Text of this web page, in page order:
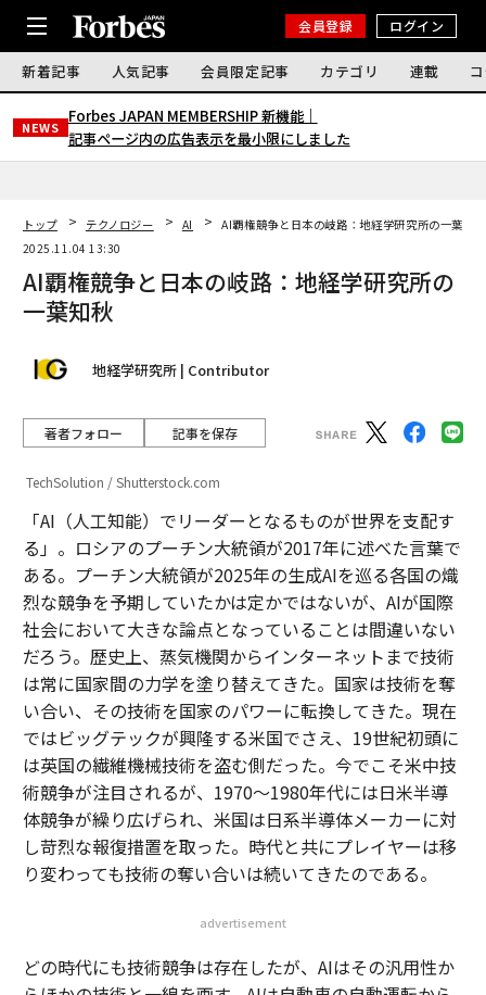
会員登録 ログイン
新着記事 人気記事 会員限定記事 カテゴリ 連載
NEWS
Forbes JAPAN MEMBERSHIP 新機能｜
記事ページ内の広告表示を最小限にしました
トップ テクノロジー AI
AI覇権競争と日本の岐路：地経学研究所の一葉知秋
2025.11.04 13:30
AI覇権競争と日本の岐路：地経学研究所の
一葉知秋
地経学研究所 | Contributor
著者フォロー 記事を保存
TechSolution / Shutterstock.com
「AI（人工知能）でリーダーとなるものが世界を支配す
る」。ロシアのプーチン大統領が2017年に述べた言葉で
ある。プーチン大統領が2025年の生成AIを巡る各国の熾
烈な競争を予期していたかは定かではないが、AIが国際
社会において大きな論点となっていることは間違いない
だろう。歴史上、蒸気機関からインターネットまで技術
は常に国家間の力学を塗り替えてきた。国家は技術を奪
い合い、その技術を国家のパワーに転換してきた。現在
ではビッグテックが興隆する米国でさえ、19世紀初頭に
は英国の繊維機械技術を盗む側だった。今でこそ米中技
術競争が注目されるが、1970〜1980年代には日米半導
体競争が繰り広げられ、米国は日系半導体メーカーに対
し苛烈な報復措置を取った。時代と共にプレイヤーは移
り変わっても技術の奪い合いは続いてきたのである。
advertisement
どの時代にも技術競争は存在したが、AIはその汎用性か